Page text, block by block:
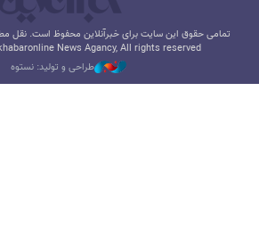
تمامی حقوق این سایت برای خبرآنلاین محفوظ است. نقل
News Agancy, All rights reserved
طراحی و تولید: نستوه